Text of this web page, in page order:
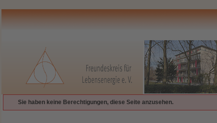
Sie haben keine Berechtigungen, diese Seite anzusehen.